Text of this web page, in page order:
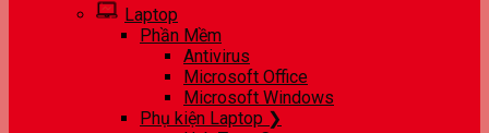
Laptop
Phần Mềm
Antivirus
Microsoft Office
Microsoft Windows
Phụ kiện Laptop ❯